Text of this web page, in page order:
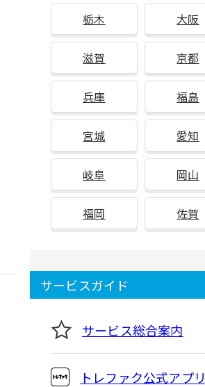
栃木 大阪
滋賀 京都
兵庫 福島
宮城 愛知
岐阜 岡山
福岡 佐賀
サービスガイド
サービス総合案内
トレファク公式アプリ